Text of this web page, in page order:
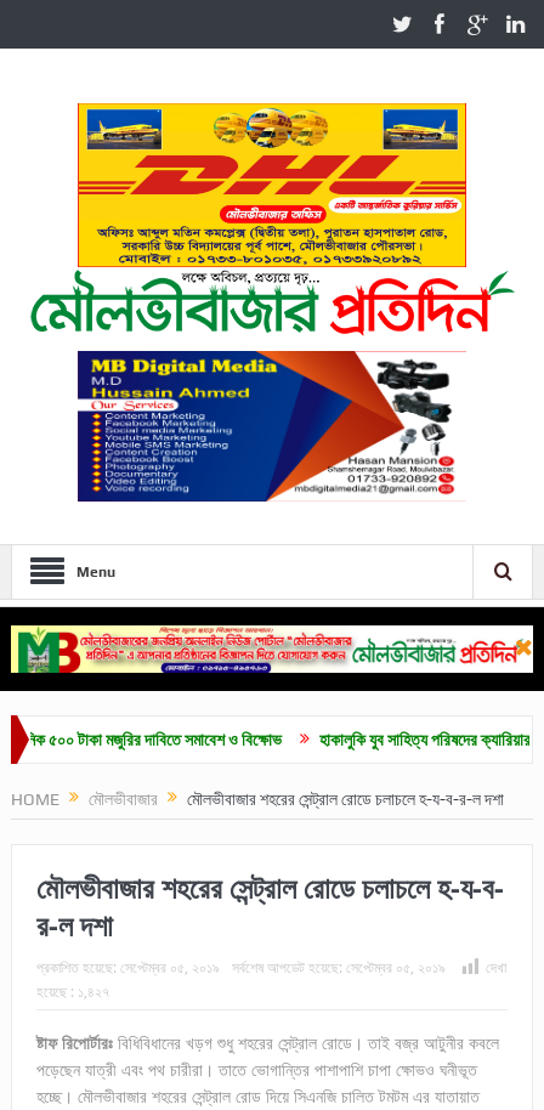
Menu
৫০০ টাকা মজুরির দাবিতে সমাবেশ ও বিক্ষোভ হাকালুকি যুব সাহিত্য পরিষদের ক্যারিয়ার
HOME মৌলভীবাজার মৌলভীবাজার শহরের সেন্ট্রাল রোডে চলাচলে হ-য-ব-র-ল দশা
মৌলভীবাজার শহরের সেন্ট্রাল রোডে চলাচলে হ-য-ব-
র-ল দশা
প্রকাশিত হয়েছে: সেপ্টেম্বর ০৫, ২০১৯ সর্বশেষ আপডেট হয়েছে: সেপ্টেম্বর ০৫, ২০১৯
দেখা
হয়েছে : ১,৪২৭
ষ্টাফ রিপোর্টারঃবিধিবিধানের খড়গ শুধু শহরের সেন্ট্রাল রোডে। তাই বজ্র আটুনীর কবলে
পড়েছেন যাত্রী এবং পথ চারীরা। তাতে ভোগান্তির পাশাপাশি চাপা ক্ষোভও ঘনীভূত
হচ্ছে। মৌলভীবাজার শহরের সেন্ট্রাল রোড দিয়ে সিএনজি চালিত টমটম এর যাতায়াত